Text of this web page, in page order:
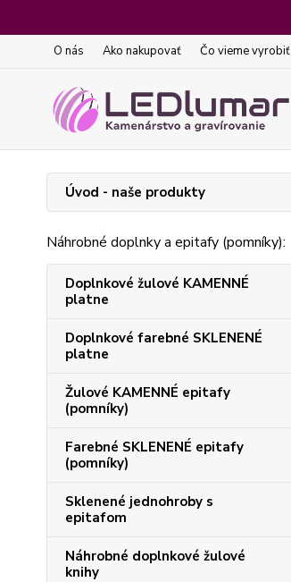
O nás Ako nakupovať Čo vieme vyrobiť
Úvod - naše produkty
Náhrobné doplnky a epitafy (pomníky):
Doplnkové žulové KAMENNÉ
platne
Doplnkové farebné SKLENENÉ
platne
Žulové KAMENNÉ epitafy
(pomníky)
Farebné SKLENENÉ epitafy
(pomníky)
Sklenené jednohroby s
epitafom
Náhrobné doplnkové žulové
knihy